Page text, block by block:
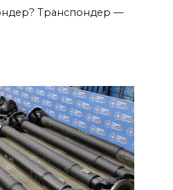
Транспондер —